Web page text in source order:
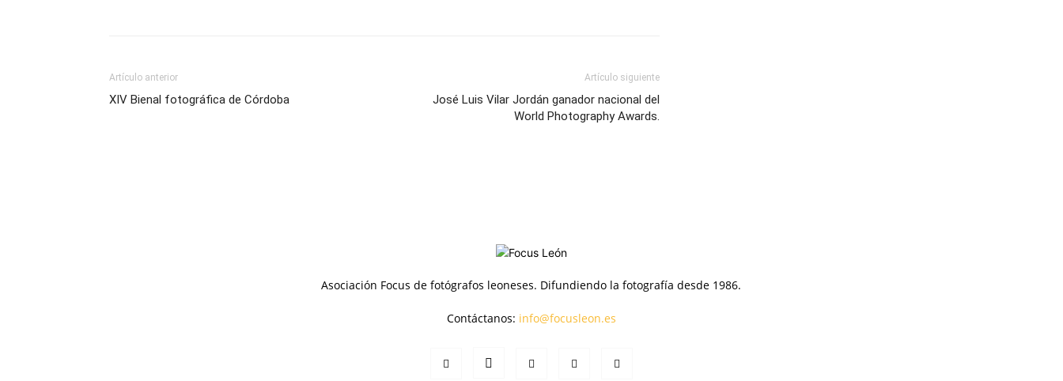
Artículo anterior
XIV Bienal fotográfica de Córdoba
Artículo siguiente
José Luis Vilar Jordán ganador nacional del
World Photography Awards.
Asociación Focus de fotógrafos leoneses. Difundiendo la fotografía desde 1986.
Contáctanos: info@focusleon.es